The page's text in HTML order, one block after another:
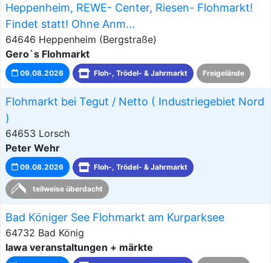
Heppenheim, REWE- Center, Riesen- Flohmarkt!
Findet statt! Ohne Anm...
64646 Heppenheim (Bergstraße)
Gero`s Flohmarkt
09.08.2026 Floh-, Trödel- & Jahrmarkt Freigelände
Flohmarkt bei Tegut / Netto ( Industriegebiet Nord
)
64653 Lorsch
Peter Wehr
09.08.2026 Floh-, Trödel- & Jahrmarkt
teilweise überdacht
Bad Königer See Flohmarkt am Kurparksee
64732 Bad König
lawa veranstaltungen + märkte